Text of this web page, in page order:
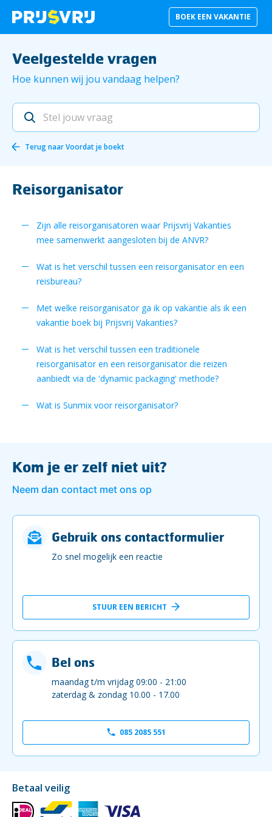
BOEK EEN VAKANTIE
Veelgestelde vragen
Hoe kunnen wij jou vandaag helpen?
Terug naarVoordat je boekt
Reisorganisator
Zijn alle reisorganisatoren waar Prijsvrij Vakanties
mee samenwerkt aangesloten bij de ANVR?
Wat is het verschil tussen een reisorganisator en een
reisbureau?
Met welke reisorganisator ga ik op vakantie als ik een
vakantie boek bij Prijsvrij Vakanties?
Wat is het verschil tussen een traditionele
reisorganisator en een reisorganisator die reizen
aanbiedt via de 'dynamic packaging' methode?
Wat is Sunmix voor reisorganisator?
Kom je er zelf niet uit?
Neem dan contact met ons op
Gebruik ons contactformulier
Zo snel mogelijk een reactie
STUUR EEN BERICHT
Bel ons
maandag t/m vrijdag 09:00 - 21:00
zaterdag & zondag 10.00 - 17.00
085 2085 551
Betaal veilig